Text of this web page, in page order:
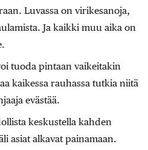
Luvassa on virikesanoja,
Ja kaikki muu aika on
tuoda pintaan vaikeitakin
kaikessa rauhassa tutkia niitä
evästää.
keskustella kahden
asiat alkavat painamaan.